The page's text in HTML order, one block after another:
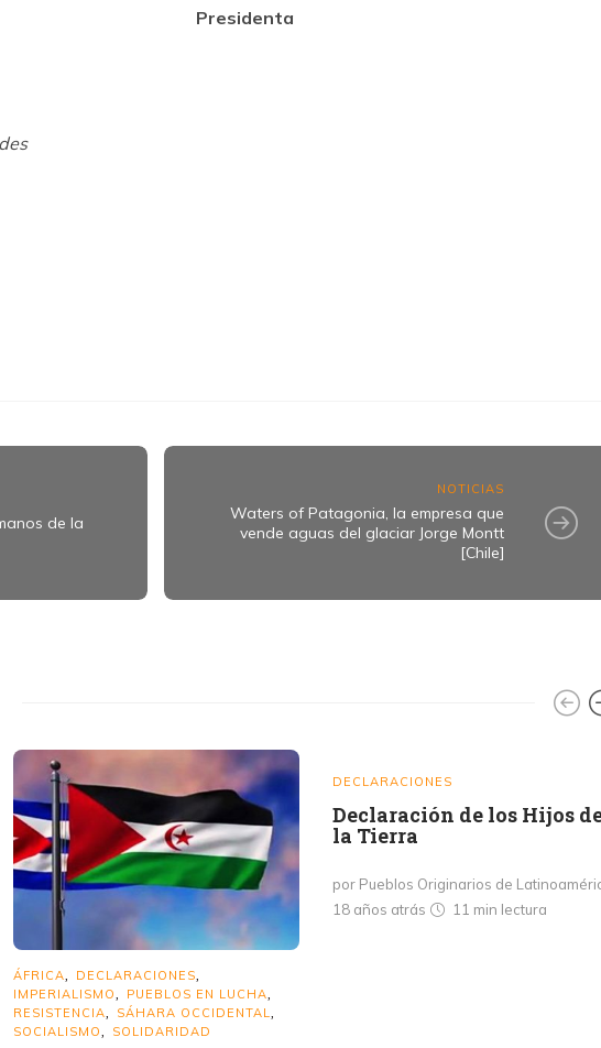
Presidenta
de la
NOTICIAS
Waters of Patagonia, la empresa que
vende aguas del glaciar Jorge Montt
[Chile]
ÁFRICA DECLARACIONES
IMPERIALISMO PUEBLOS EN LUCHA
RESISTENCIA SÁHARA OCCIDENTAL
SOCIALISMO SOLIDARIDAD
DECLARACIONES
Declaración de los Hijos
la Tierra
por Pueblos Originarios de
18 años atrás
11 min lectura